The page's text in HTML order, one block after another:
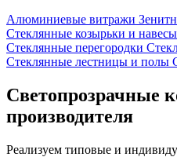
Алюминиевые витражи
Стеклянные козырьки и навесы
Стеклянные перегородки
Стеклянные лестницы и полы
Светопрозрачные
производителя
Реализуем типовые и